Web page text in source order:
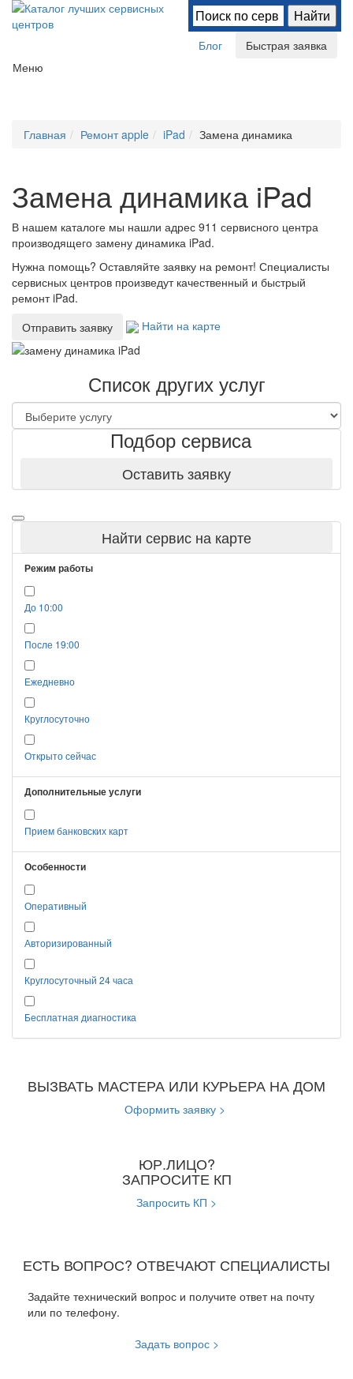
Блог
Быстрая заявка
Меню
Главная Ремонт apple iPad Замена динамика
Замена динамика iPad
В нашем каталоге мы нашли адрес 911 сервисного центра
производящего замену динамика iPad.
Нужна помощь? Оставляйте заявку на ремонт! Специалисты
сервисных центров произведут качественный и быстрый
ремонт iPad.
Отправить заявку
Найти на карте
Список других услуг
Подбор сервиса
Оставить заявку
Найти сервис на карте
Режим работы
До 10:00
После 19:00
Ежедневно
Круглосуточно
Открыто сейчас
Дополнительные услуги
Прием банковских карт
Особенности
Оперативный
Авторизированный
Круглосуточный 24 часа
Бесплатная диагностика
ВЫЗВАТЬ МАСТЕРА ИЛИ КУРЬЕРА НА ДОМ
Оформить заявку >
ЮР.ЛИЦО?
ЗАПРОСИТЕ КП
Запросить КП >
ЕСТЬ ВОПРОС? ОТВЕЧАЮТ СПЕЦИАЛИСТЫ
Задайте технический вопрос и получите ответ на почту
или по телефону.
Задать вопрос >